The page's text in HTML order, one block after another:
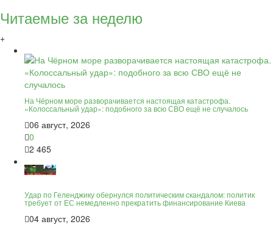
Читаемые за неделю
+
На Чёрном море разворачивается настоящая катастрофа.
«Колоссальный удар»: подобного за всю СВО ещё не случалось
06 август, 2026
0
2 465
Удар по Геленджику обернулся политическим скандалом: политик
требует от ЕС немедленно прекратить финансирование Киева
04 август, 2026